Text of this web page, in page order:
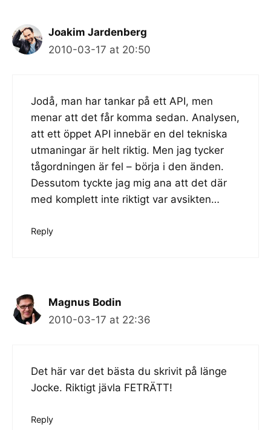
Joakim Jardenberg
2010-03-17 at 20:50
Jodå, man har tankar på ett API, men
menar att det får komma sedan. Analysen,
att ett öppet API innebär en del tekniska
utmaningar är helt riktig. Men jag tycker
tågordningen är fel – börja i den änden.
Dessutom tyckte jag mig ana att det där
med komplett inte riktigt var avsikten…
Reply
Magnus Bodin
2010-03-17 at 22:36
Det här var det bästa du skrivit på länge
Jocke. Riktigt jävla FETRÄTT!
Reply